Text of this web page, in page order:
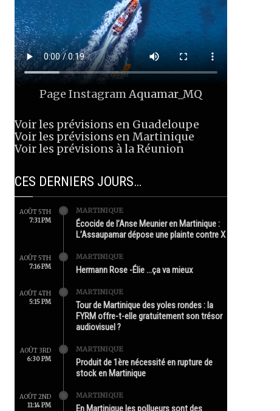
Page InstagramAquamar_MQ
Voir les prévisions en Guadeloupe
Voir les prévisions en Martinique
Voir les prévisions à la Réunion
CES DERNIERS JOURS…
AOÛT 5TH
7:31 PM
MARTINIQUE
Écocide de l’Anse Meunier en Martinique :
L’Assaupamar dépose une plainte contre X
AOÛT 5TH
7:16 PM
MARTINIQUE
Hermann Rose -Élie …ça va mieux
AOÛT 4TH
5:15 PM
MARTINIQUE
Tour de Martinique des yoles rondes : la
FYRM offre-t-elle gratuitement son trésor
audiovisuel ?
AOÛT 3RD
6:30 PM
MARTINIQUE
Produit de 1ère nécessité en rupture de
stock en Martinique
AOÛT 2ND
11:14 PM
MARTINIQUE
En Martinique les pollueurs sont des